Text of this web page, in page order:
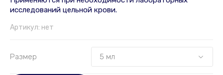
исследований цельной крови.
Артикул: нет
Размер